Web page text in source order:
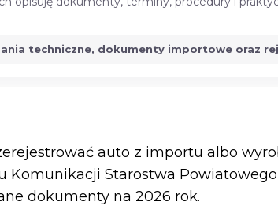
auto z importu albo
Komunikacji Starostwa
dokumenty na 2026 rok.
techniczne, dokumenty importowe oraz